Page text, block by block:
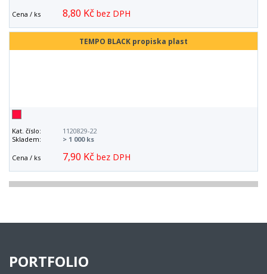
Cena / ks 8,80 Kč bez DPH
TEMPO BLACK propiska plast
Kat. číslo:
1120829-22
Skladem:
> 1 000 ks
Cena / ks 7,90 Kč bez DPH
PORTFOLIO